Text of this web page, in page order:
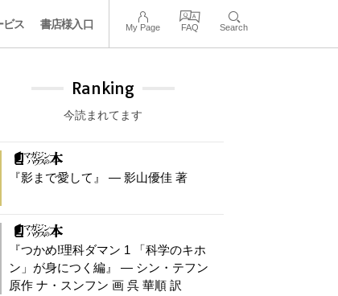
ビス 書店様入口 My Page FAQ Search
Ranking
今読まれてます
『影まで愛して』 — 影山優佳 著
『つかめ!理科ダマン 1 「科学のキホ
ン」が身につく編』 — シン・テフン
原作 ナ・スンフン 画 呉 華順 訳